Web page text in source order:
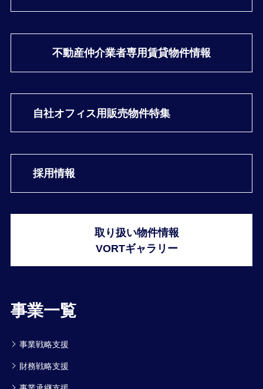
不動産仲介業者専用賃貸物件情報
自社オフィス用販売物件特集
採用情報
事業一覧
事業戦略支援
財務戦略支援
取り扱い物件情報
VORTギャラリー